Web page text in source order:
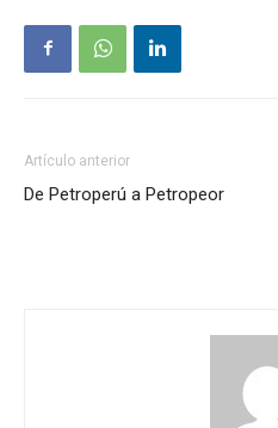
Artículo anterior
De Petroperú a Petropeor